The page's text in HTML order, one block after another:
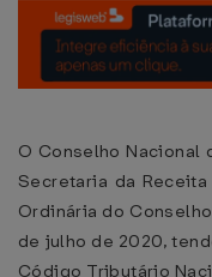
O Conselho Nacional
Secretaria da
Ordinária do
de julho de 2020,
Código Tributário